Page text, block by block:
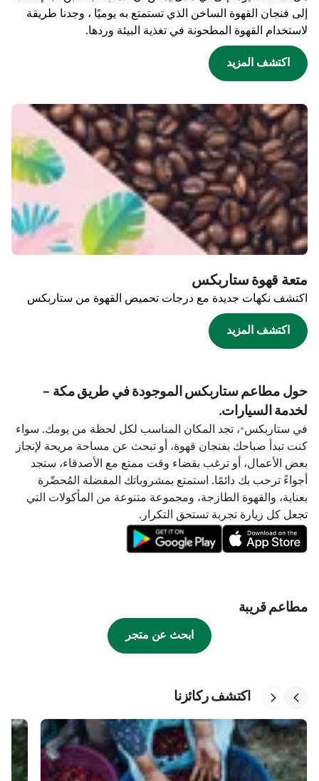
إلى فنجان القهوة الساخن الذي تستمتع به يوميًا ، وجدنا طريقة
لاستخدام القهوة المطحونة في تغذية البيئة وردها.
اكتشف المزيد
متعة قهوة ستاربكس
اكتشف نكهات جديدة مع درجات تحميص القهوة من ستاربكس
اكتشف المزيد
حول مطاعم ستاربكس الموجودة في طريق مكة -
لخدمة السيارات.
في ستاربكس®، تجد المكان المناسب لكل لحظة من يومك. سواء
كنت تبدأ صباحك بفنجان قهوة، أو تبحث عن مساحة مريحة لإنجاز
بعض الأعمال، أو ترغب بقضاء وقت ممتع مع الأصدقاء، ستجد
أجواءً ترحب بك دائمًا. استمتع بمشروباتك المفضلة المُحضّرة
بعناية، والقهوة الطازجة، ومجموعة متنوعة من المأكولات التي
تجعل كل زيارة تجربة تستحق التكرار.
مطاعم قريبة
ابحث عن متجر
اكتشف ركائزنا